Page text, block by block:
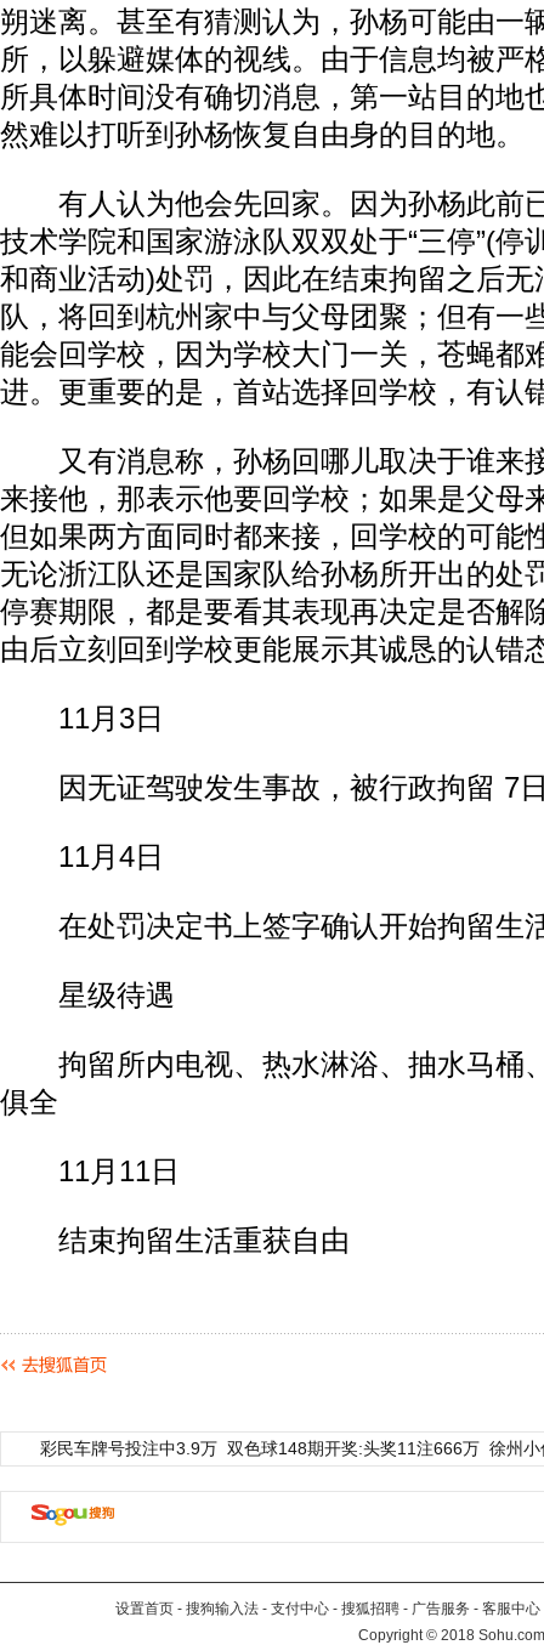
朔迷离。甚至有猜测认为，孙杨可能由一
所，以躲避媒体的视线。由于信息均被严
所具体时间没有确切消息，第一站目的地
然难以打听到孙杨恢复自由身的目的地。
有人认为他会先回家。因为孙杨此前
技术学院和国家游泳队双双处于“三停”(停
和商业活动)处罚，因此在结束拘留之后
队，将回到杭州家中与父母团聚；但有一
能会回学校，因为学校大门一关，苍蝇都
进。更重要的是，首站选择回学校，有认
又有消息称，孙杨回哪儿取决于谁来
来接他，那表示他要回学校；如果是父母
但如果两方面同时都来接，回学校的可能
无论浙江队还是国家队给孙杨所开出的处
停赛期限，都是要看其表现再决定是否解
由后立刻回到学校更能展示其诚恳的认错
11月3日
因无证驾驶发生事故，被行政拘留 7
11月4日
在处罚决定书上签字确认开始拘留生
星级待遇
拘留所内电视、热水淋浴、抽水马桶
俱全
11月11日
结束拘留生活重获自由
彩民车牌号投注中3.9万 双色球148期开奖:头奖11注666万 徐州
设置首页 - 搜狗输入法 - 支付中心 - 搜狐招聘 - 广告服务 - 客服中心
Copyright©2018